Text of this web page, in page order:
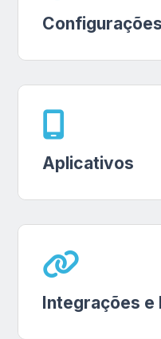
Aplicativos
Integrações e